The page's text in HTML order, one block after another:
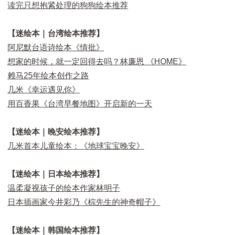
读完只想抱紧处理的狗狗绘本推荐
【迷绘本｜台湾绘本推荐】
阿尼默台语诗绘本《情批》
想家的时候，就一定回得去吗？林廉恩 《HOME》
赖马25年绘本创作之路
几米《幸运遇见你》
用百香果《台湾早餐地图》开启新的一天
【迷绘本｜晚安绘本推荐】
几米首本儿童绘本：《地球宝宝晚安》
【迷绘本｜日本绘本推荐】
温柔凝视孩子的绘本作家林明子
日本插画家今井彩乃《棕先生的神奇帽子》
【迷绘本｜韩国绘本推荐】